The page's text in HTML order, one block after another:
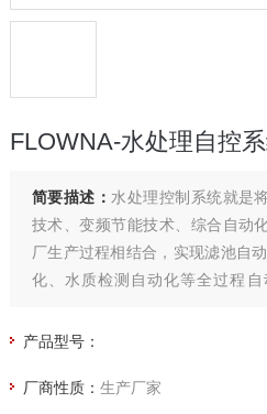
FLOWNA-水处理自控
简要描述： 水处理控制系统就是
技术、变频节能技术、综合自动
厂生产过程相结合，实现滤池自
化、水质检测自动化等全过程
制、集中监控、统一管理"，保证
产品型号：
厂商性质： 生产厂家